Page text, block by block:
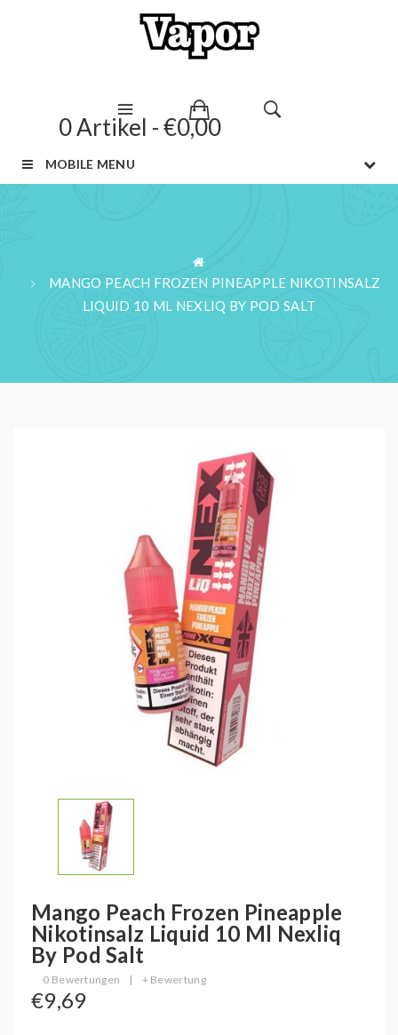
0 Artikel - €0,00
MOBILE MENU
MANGO PEACH FROZEN PINEAPPLE NIKOTINSALZ
LIQUID 10 ML NEXLIQ BY POD SALT
Mango Peach Frozen Pineapple
Nikotinsalz Liquid 10 Ml Nexliq
By Pod Salt
0 Bewertungen | + Bewertung
€9,69